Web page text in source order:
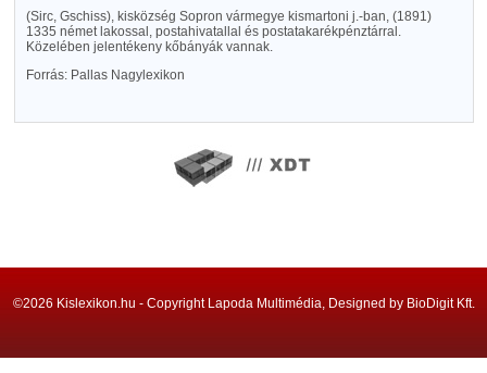
(Sirc, Gschiss), kisközség Sopron vármegye kismartoni j.-ban, (1891)
1335 német lakossal, postahivatallal és postatakarékpénztárral.
Közelében jelentékeny kőbányák vannak.
Forrás: Pallas Nagylexikon
©2026 Kislexikon.hu - Copyright Lapoda Multimédia, Designed by BioDigit Kft.